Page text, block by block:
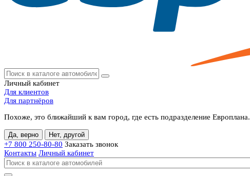
Личный кабинет
Для клиентов
Для партнёров
Похоже, это ближайший к вам город, где есть подразделение Европлана.
Да, верно Нет, другой
+7 800 250-80-80 Заказать звонок
Контакты Личный кабинет